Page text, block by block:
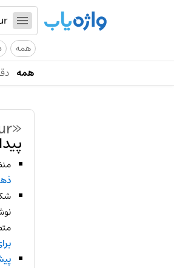
همه
همه
«bicolour»